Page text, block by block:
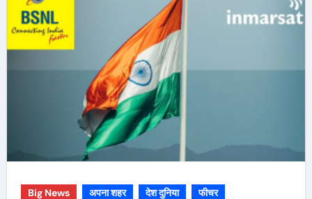
Big News अपना शहर देश दुनिया फीचर